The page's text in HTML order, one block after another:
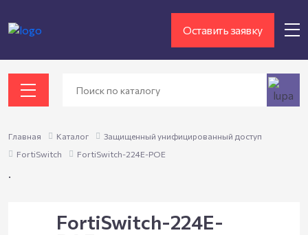
Оставить заявку
Главная Каталог
Защищенный унифицированный доступ
FortiSwitch
FortiSwitch-224E-POE
.
FortiSwitch-224E-